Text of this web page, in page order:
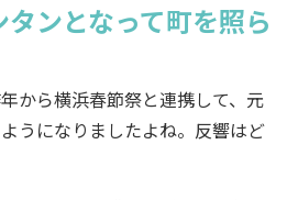
ンとなって町を照ら
から横浜春節祭と連携して、元
うになりましたよね。反響はど